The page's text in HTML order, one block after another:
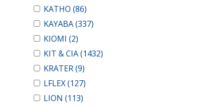
KATHO (86)
KAYABA(337)
KIOMI (2)
KIT & CIA(1432)
KRATER(9)
LFLEX(127)
LION (113)